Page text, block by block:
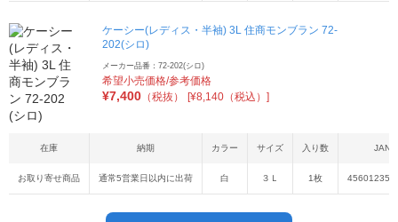
ケーシー(レディス・半袖) 3L 住商モンブラン 72-
202(シロ)
メーカー品番：72-202(シロ)
希望小売価格/参考価格
¥7,400 （税抜） [¥8,140（税込）]
在庫 納期 カラー サイズ 入り数 JAN
お取り寄せ商品 通常5営業日以内に出荷 白 ３Ｌ 1枚